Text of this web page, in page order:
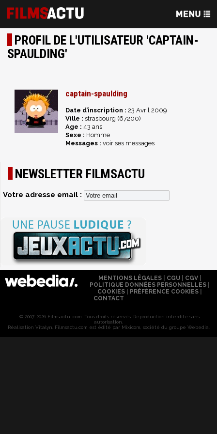
PROFIL DE L'UTILISATEUR 'CAPTAIN-
SPAULDING'
captain-spaulding
Date d’inscription : 23 Avril 2009
Ville : strasbourg (67200)
Age : 43 ans
Sexe : Homme
Messages : voir ses messages
NEWSLETTER FILMSACTU
Votre adresse email :
MENTIONS LÉGALES| CGU| CGV|
POLITIQUE DONNÉES PERSONNELLES
COOKIES
PRÉFÉRENCE COOKIES
CONTACT
© 2007-2026 Filmsactu .com. Tous droits réservés. Reproduction interdite sans
autorisation.
Réalisation Vitalyn . Filmsactu .com est édité par Mixicom, société du groupe Webedia.